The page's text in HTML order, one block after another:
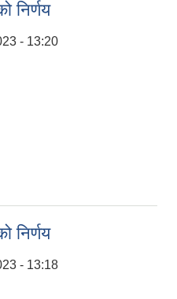
निर्णय
- 13:20
निर्णय
- 13:18